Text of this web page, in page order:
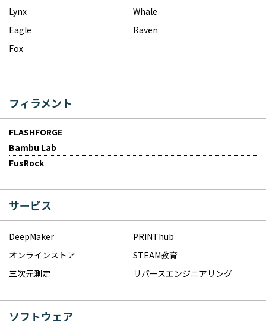
Lynx
Whale
Eagle
Raven
Fox
フィラメント
FLASHFORGE
Bambu Lab
FusRock
サービス
DeepMaker
PRINThub
オンラインストア
STEAM教育
三次元測定
リバースエンジニアリング
ソフトウェア